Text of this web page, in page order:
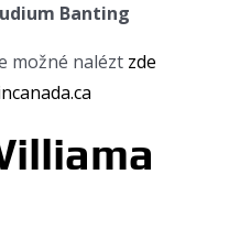
Banting
možné nalézt zde